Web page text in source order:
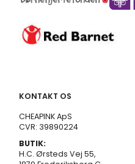
KONTAKT OS
CHEAPINK ApS
CVR: 39890224
BUTIK:
H.C. Ørsteds Vej 55,